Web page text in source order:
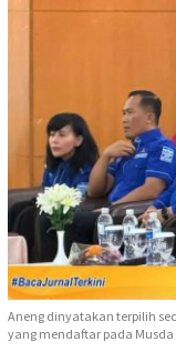
Aneng dinyatakan terpilih
yang mendaftar pada Musda